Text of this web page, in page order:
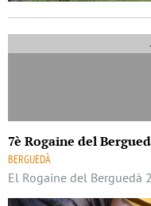
7è Rogaine del
BERGUEDÀ
El Rogaine del Berguedà